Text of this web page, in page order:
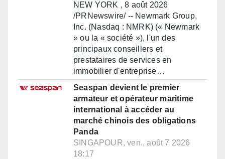
NEW YORK , 8 août 2026
/PRNewswire/ -- Newmark Group,
Inc. (Nasdaq : NMRK) (« Newmark
» ou la « société »), l'un des
principaux conseillers et
prestataires de services en
immobilier d'entreprise…
Seaspan devient le premier
armateur et opérateur maritime
international à accéder au
marché chinois des obligations
Panda
SINGAPOUR, ven., août 7 2026
18:17